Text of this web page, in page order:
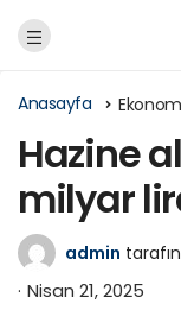
Anasayfa
Hazine
milyar
admin
Nisan 21, 2025